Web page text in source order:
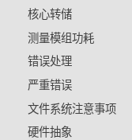
核心转储
测量模组功耗
错误处理
严重错误
文件系统注意事项
硬件抽象